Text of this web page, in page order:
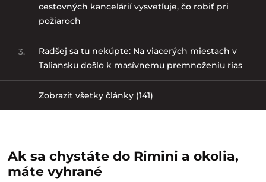
cestovných kancelárií vysvetľuje, čo robiť pri
požiaroch
3.
Radšej sa tu nekúpte: Na viacerých miestach v
Taliansku došlo k masívnemu premnoženiu rias
Zobraziť všetky články (141)
Ak sa chystáte do Rimini a okolia,
máte vyhrané